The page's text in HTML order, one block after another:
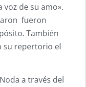
voz de su amo».
fueron
También
su repertorio el
a través del